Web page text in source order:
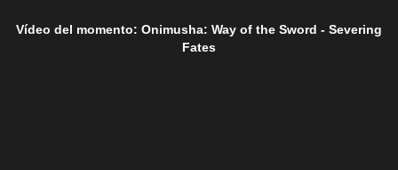
Vídeo del momento: Onimusha: Way of the Sword - Severing
Fates